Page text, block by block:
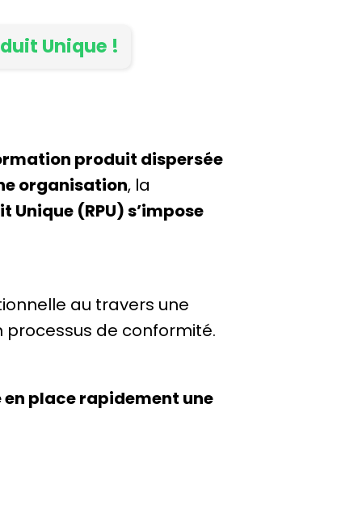
Unique !
produit dispersée
organisation, la
Unique (RPU) s’impose
au travers une
de conformité.
place rapidement une